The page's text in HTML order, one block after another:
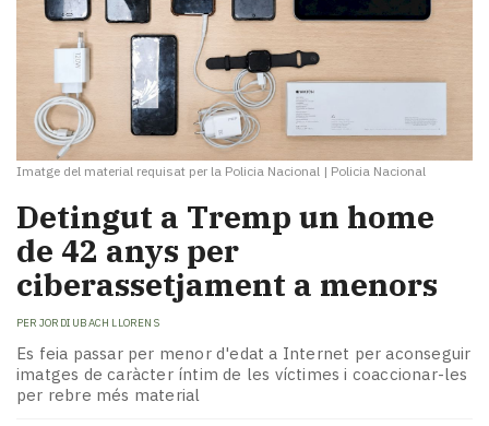
Imatge del material requisat per la Policia Nacional | Policia Nacional
​Detingut a Tremp un home
de 42 anys per
ciberassetjament a menors
PER JORDI UBACH LLORENS
Es feia passar per menor d'edat a Internet per aconseguir
imatges de caràcter íntim de les víctimes i coaccionar-les
per rebre més material